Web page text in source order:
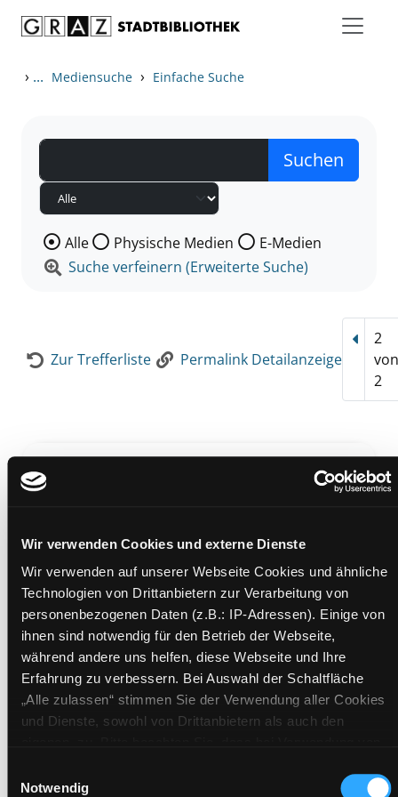
Wir verwenden Cookies und externe Dienste
Wir verwenden auf unserer Webseite Cookies und ähnliche
Technologien von Drittanbietern zur Verarbeitung von
personenbezogenen Daten (z.B.: IP-Adressen). Einige von
ihnen sind notwendig für den Betrieb der Webseite,
während andere uns helfen, diese Webseite und Ihre
Erfahrung zu verbessern. Bei Auswahl der Schaltfläche
„Alle zulassen“ stimmen Sie der Verwendung aller Cookies
und Dienste, sowohl von Drittanbietern als auch den
Verarbeitung in unsicheren Drittländern (Länder außerhalb
Notwendig
› ... Mediensuche › Einfache Suche
Wählen Sie die Medienart nach der Sie suchen wollen.
Alle Physische Medien
E-Medien
Suche verfeinern (Erweiterte Suche)
Zur Trefferliste Permalink Detailanzeige
2
2
Zwischen den Welten
Mediengruppe:Jugendbuch
Verfasser:Taylor, Laini
Mehr Informationen ein-/ausblenden
Bände